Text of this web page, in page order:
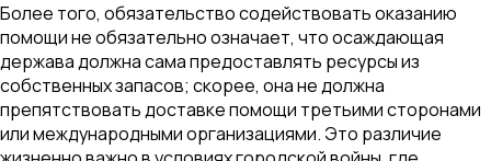
Более того, обязательство содействовать оказанию
помощи не обязательно означает, что осаждающая
держава должна сама предоставлять ресурсы из
собственных запасов; скорее, она не должна
препятствовать доставке помощи третьими сторонами
или международными организациями. Это различие